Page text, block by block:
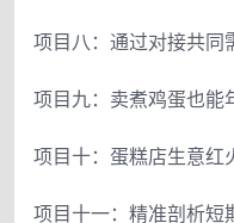
项目八：通过对接共同
项目九：卖煮鸡蛋也能
项目十：蛋糕店生意红
项目十一：精准剖析